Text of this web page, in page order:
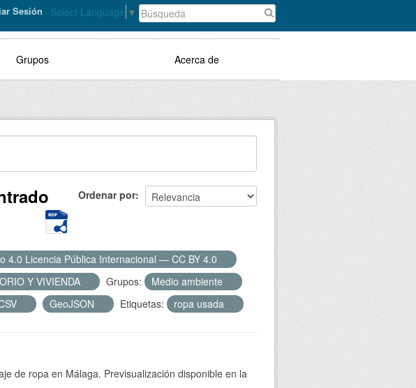
Select Language ▼
Sesión
Grupos Acerca de
Ordenar por
4.0 Licencia Pública Internacional — CC BY 4.0
Y VIVIENDA Grupos:
Medio ambiente
GeoJSON Etiquetas: ropa usada
de ropa en Málaga. Previsualización disponible en la